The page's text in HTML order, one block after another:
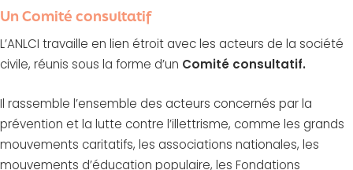
Un Comité consultatif
L’ANLCI travaille en lien étroit avec les acteurs de la société
civile, réunis sous la forme d’un Comité consultatif.
Il rassemble l’ensemble des acteurs concernés par la
prévention et la lutte contre l’illettrisme, comme les grands
mouvements caritatifs, les associations nationales, les
mouvements d’éducation populaire, les Fondations